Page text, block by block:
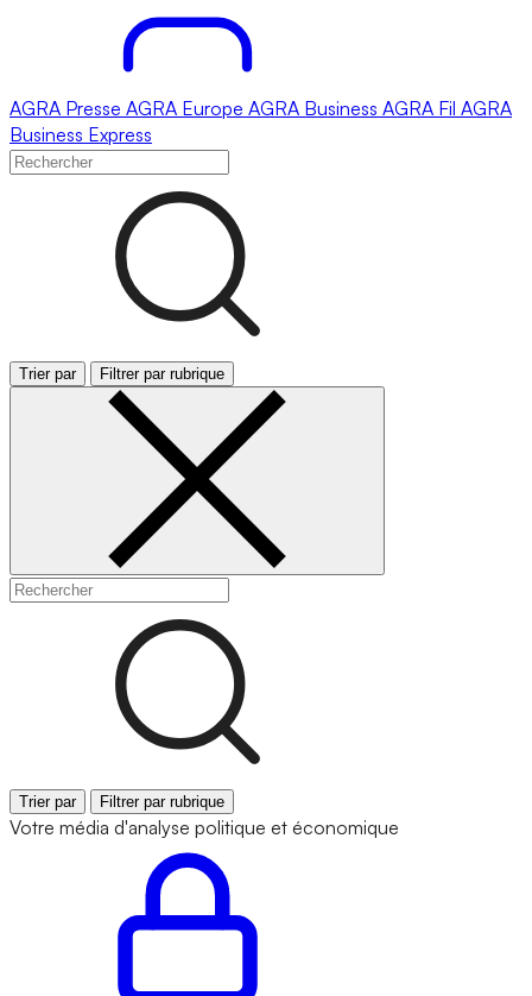
AGRA Presse AGRA Europe AGRA Business AGRA Fil AGRA
Business Express
Trier par Filtrer par rubrique
Trier par Filtrer par rubrique
Votre média d'analyse politique et économique